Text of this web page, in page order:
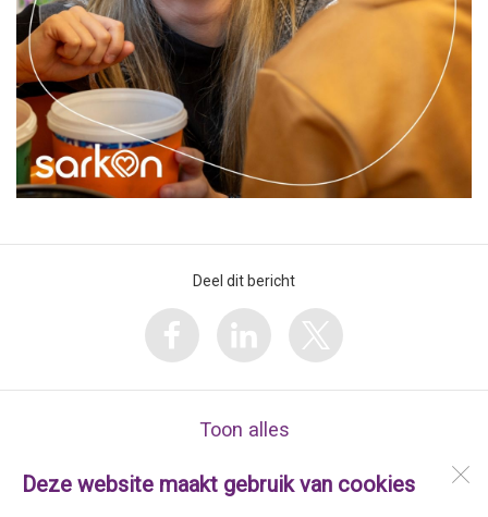
Deze website maakt gebruik van cookies
Deel dit bericht
Toon alles